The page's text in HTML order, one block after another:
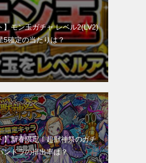
】モン玉ガチャ レベル2(LV2)
5確定の当たりは？
】新春限定！超獣神祭のガチ
ンドラの排出率は？